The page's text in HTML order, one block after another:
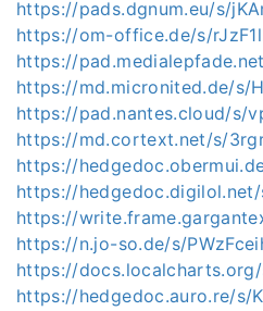
https://pads.dgnum.eu/s/
https://om-office.de/s/
https://
https://md.micronited.de/s/
https://pad.nantes.cloud/s/
https://md.cortext.net/s/
https://
https://
https://
https://n.jo-so.de/s/
https://
https://hedgedoc.auro.re/s/